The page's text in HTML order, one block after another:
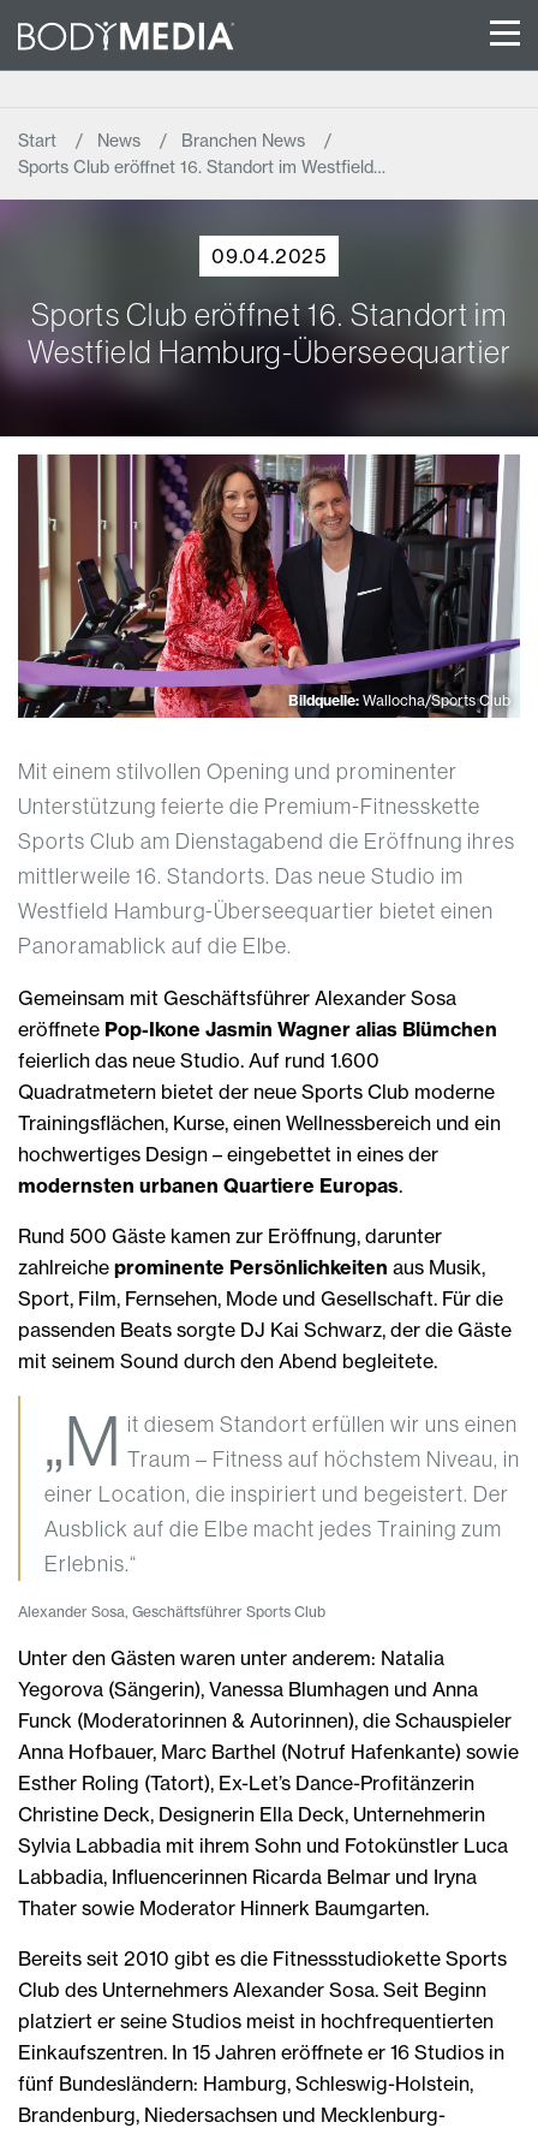
Start News
Branchen News
Sports Club eröffnet 16. Standort im Westfield…
09.04.2025
Sports Club eröffnet 16. Standort im
Westfield Hamburg-Überseequartier
Bildquelle: Wallocha/Sports Club
Mit einem stilvollen Opening und prominenter
Unterstützung feierte die Premium-Fitnesskette
Sports Club am Dienstagabend die Eröffnung ihres
mittlerweile 16. Standorts. Das neue Studio im
Westfield Hamburg-Überseequartier bietet einen
Panoramablick auf die Elbe.
Gemeinsam mit Geschäftsführer Alexander Sosa
eröffnete Pop-Ikone Jasmin Wagner alias Blümchen
feierlich das neue Studio. Auf rund 1.600
Quadratmetern bietet der neue Sports Club moderne
Trainingsflächen, Kurse, einen Wellnessbereich und ein
hochwertiges Design – eingebettet in eines der
modernsten urbanen Quartiere Europas.
Rund 500 Gäste kamen zur Eröffnung, darunter
zahlreiche prominente Persönlichkeiten aus Musik,
Sport, Film, Fernsehen, Mode und Gesellschaft. Für die
passenden Beats sorgte DJ Kai Schwarz, der die Gäste
mit seinem Sound durch den Abend begleitete.
„M it diesem Standort erfüllen wir uns einen
Traum – Fitness auf höchstem Niveau, in
einer Location, die inspiriert und begeistert. Der
Ausblick auf die Elbe macht jedes Training zum
Erlebnis.“
Alexander Sosa, Geschäftsführer Sports Club
Unter den Gästen waren unter anderem: Natalia
Yegorova (Sängerin), Vanessa Blumhagen und Anna
Funck (Moderatorinnen & Autorinnen), die Schauspieler
Anna Hofbauer, Marc Barthel (Notruf Hafenkante) sowie
Esther Roling (Tatort), Ex-Let’s Dance-Profitänzerin
Christine Deck, Designerin Ella Deck, Unternehmerin
Sylvia Labbadia mit ihrem Sohn und Fotokünstler Luca
Labbadia, Influencerinnen Ricarda Belmar und Iryna
Thater sowie Moderator Hinnerk Baumgarten.
Bereits seit 2010 gibt es die Fitnessstudiokette Sports
Club des Unternehmers Alexander Sosa. Seit Beginn
platziert er seine Studios meist in hochfrequentierten
Einkaufszentren. In 15 Jahren eröffnete er 16 Studios in
fünf Bundesländern: Hamburg, Schleswig-Holstein,
Brandenburg, Niedersachsen und Mecklenburg-